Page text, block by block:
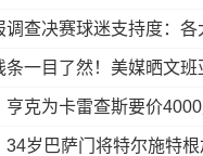
调查决赛球迷支持度：
条一目了然！美媒晒文班
亨克为卡雷查斯要价
34岁巴萨门将特尔施特